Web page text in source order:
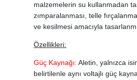
malzemelerin su kullanmadan
zımparalanması, telle
ve kesilmesi amacıyla
Özellikleri:
Güç Kaynağı:Aletin, yalnızca
belirtilenle aynı voltajlı güç